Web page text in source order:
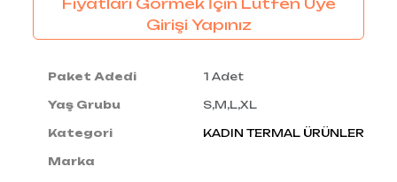
Fiyatları Görmek İçin Lütfen Üye
Girişi Yapınız
Paket Adedi 1 Adet
Yaş Grubu S,M,L,XL
Kategori KADIN TERMAL ÜRÜNLER
Marka